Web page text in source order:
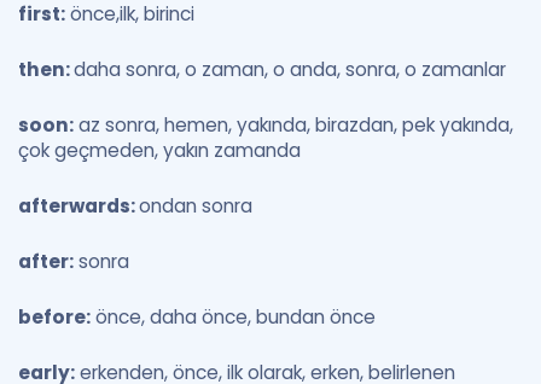
first:önce,ilk, birinci
then:daha sonra, o zaman, o anda, sonra, o zamanlar
soon:az sonra, hemen, yakında, birazdan, pek yakında,
çok geçmeden, yakın zamanda
afterwards:ondan sonra
after:sonra
before:önce, daha önce, bundan önce
early:erkenden, önce, ilk olarak, erken, belirlenen